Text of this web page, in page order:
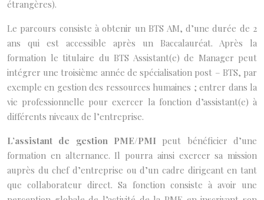
étrangères).
Le parcours consiste à obtenir un BTS AM, d’une durée de 2
ans qui est accessible après un Baccalauréat. Après la
formation le titulaire du BTS Assistant(e) de Manager peut
intégrer une troisième année de spécialisation post – BTS, par
exemple en gestion des ressources humaines ; entrer dans la
vie professionnelle pour exercer la fonction d’assistant(e) à
différents niveaux de l’entreprise.
L’assistant de gestion PME/PMI peut bénéficier d’une
formation en alternance. Il pourra ainsi exercer sa mission
auprès du chef d’entreprise ou d’un cadre dirigeant en tant
que collaborateur direct. Sa fonction consiste à avoir une